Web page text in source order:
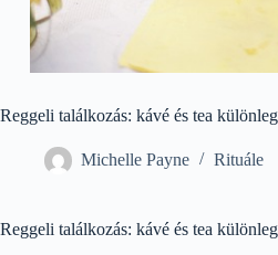
Reggeli találkozás: kávé és tea
Michelle Payne Rituále
Reggeli találkozás: kávé és tea